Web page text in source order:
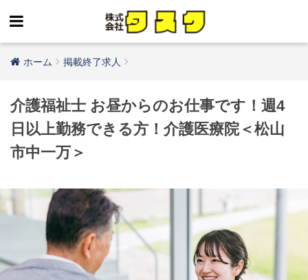
ホーム 掲載終了求人
介護福祉士 お昼からのお仕事です！週4
日以上勤務できる方！介護医療院＜松山
市中一万＞